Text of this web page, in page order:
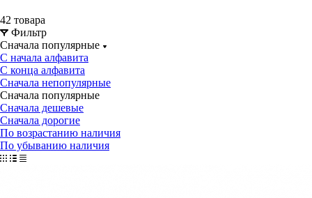
42 товара
Фильтр
Сначала популярные
С начала алфавита
С конца алфавита
Сначала непопулярные
Сначала популярные
Сначала дешевые
Сначала дорогие
По возрастанию наличия
По убыванию наличия